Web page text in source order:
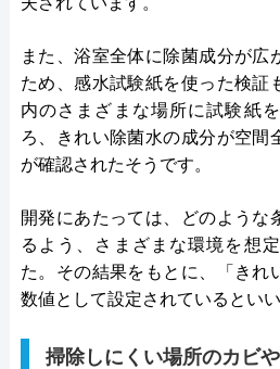
また、浴室全体に除菌成分が広
ため、感水試験紙を使った検証
内のさまざまな場所に試験紙
ろ、きれい除菌水の成分が空間
が確認されたそうです。
開発にあたっては、どのような
るよう、さまざまな環境を想
た。その結果をもとに、「きれ
数値として設定されているといい
掃除しにくい場所のカビ